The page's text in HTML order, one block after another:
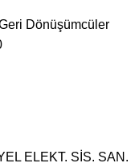
Dönüşümcüler
ELEKT. SİS. SAN.